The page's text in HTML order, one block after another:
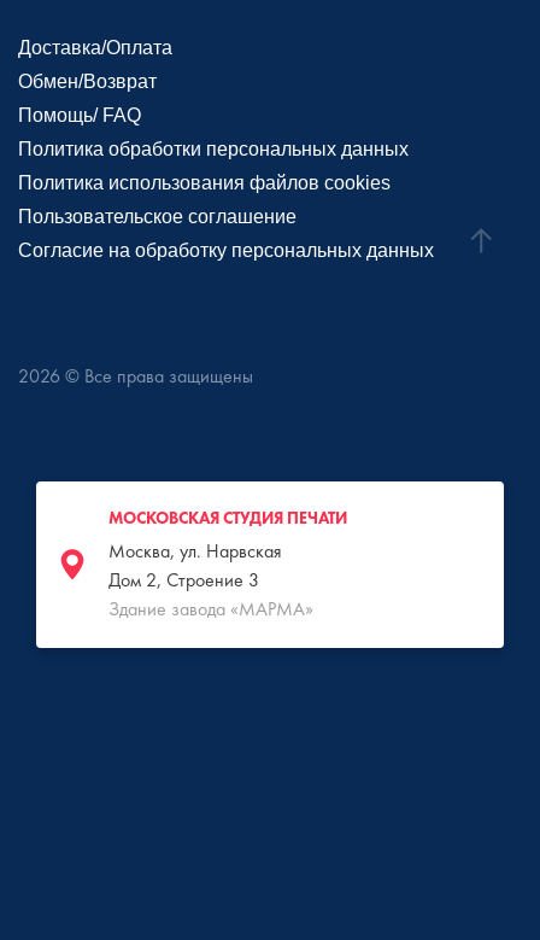
Доставка/Оплата
Обмен/Возврат
Помощь/ FAQ
Политика обработки персональных данных
Политика использования файлов cookies
Пользовательское соглашение
Согласие на обработку персональных данных
2026 © Все права защищены
МОСКОВСКАЯ СТУДИЯ ПЕЧАТИ
Москва, ул. Нарвская
Дом 2, Строение 3
Здание завода «МАРМА»